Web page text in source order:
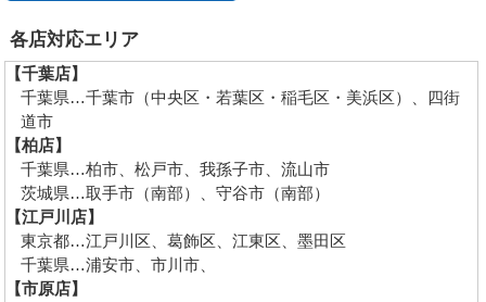
各店対応エリア
【千葉店】
千葉県…千葉市（中央区・若葉区・稲毛区・美浜区）、四街
道市
【柏店】
千葉県…柏市、松戸市、我孫子市、流山市
茨城県…取手市（南部）、守谷市（南部）
【江戸川店】
東京都…江戸川区、葛飾区、江東区、墨田区
千葉県…浦安市、市川市、
【市原店】